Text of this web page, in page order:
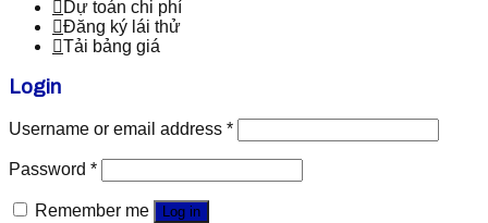
Dự toán chi phí
Đăng ký lái thử
Tải bảng giá
Login
Username or email address *
Password *
Remember me Log in